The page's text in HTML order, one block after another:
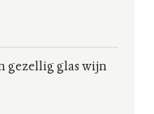
gezellig glas wijn